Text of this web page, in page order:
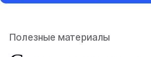
Полезные материалы